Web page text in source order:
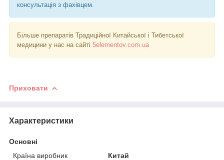
консультація з фахівцем.
Більше препаратів Традиційної Китайської і Тибетської
медицини у нас на сайті 5elementov.com.ua
Приховати
Характеристики
Основні
Країна виробник
Китай